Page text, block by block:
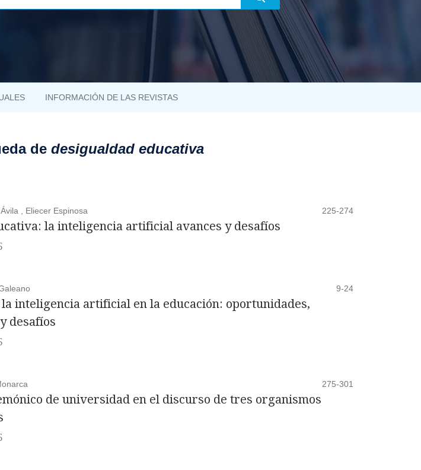
INFORMACIÓN DE LAS REVISTAS
de desigualdad educativa
, Eliecer Espinosa 225-274
la inteligencia artificial avances y desafíos
9-24
inteligencia artificial en la educación: oportunidades,
desafíos
275-301
de universidad en el discurso de tres organismos